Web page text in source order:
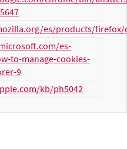
es/products/firefox/
es-
to-manage-cookies-
9
kb/ph5042